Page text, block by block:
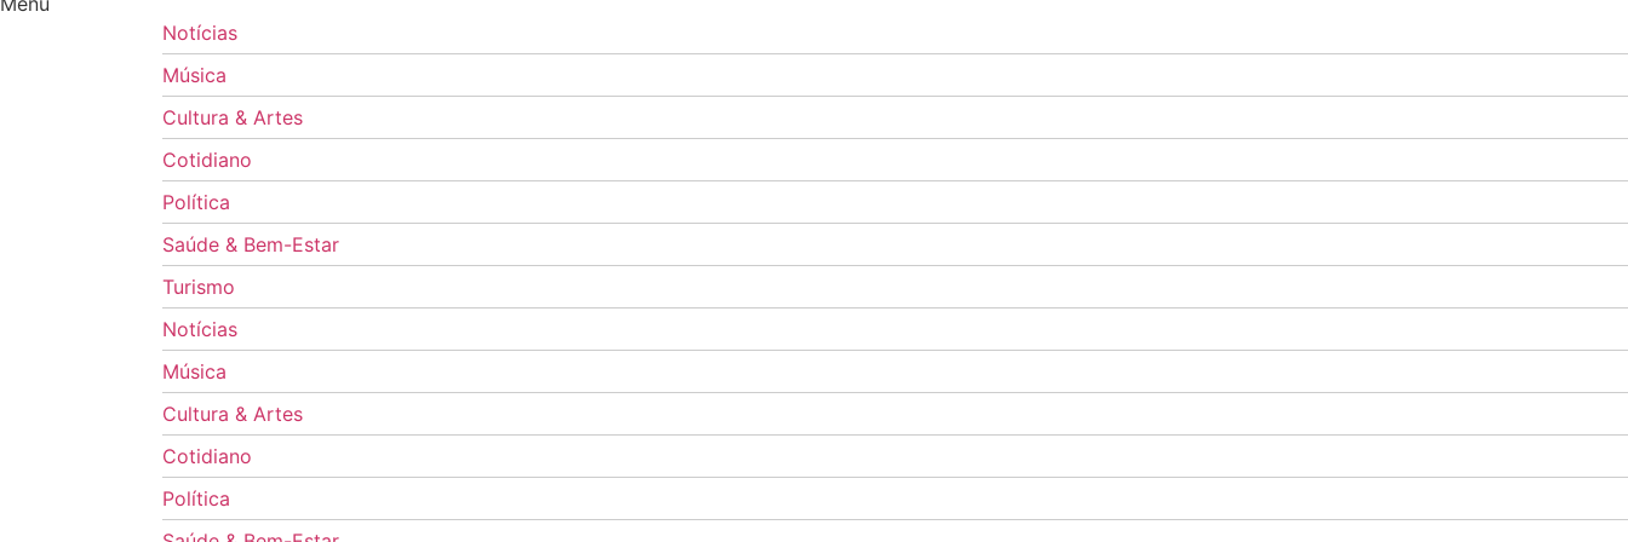
Notícias
Música
Cultura & Artes
Cotidiano
Política
Saúde & Bem-Estar
Turismo
Notícias
Música
Cultura & Artes
Cotidiano
Política